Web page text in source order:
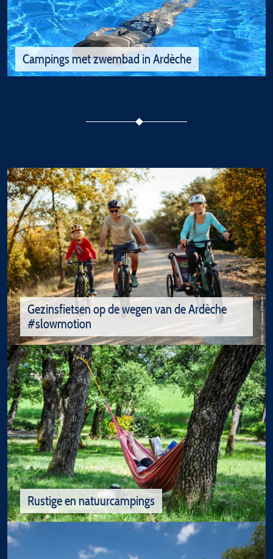
Familiecampings in Ardeche
Campings met zwembad in Ardèche
Campings met zwembad in Ardèche
Gezinsfietsen op de wegen van de Ardèche
#slowmotion
Gezinsfietsen op de wegen van de
Ardèche #slowmotion
"Voies Vertes" en fietspaden in de Ardèche.
Plezier in het gezin : ik ben vindingrijt :-)
Rustige en natuurcampings